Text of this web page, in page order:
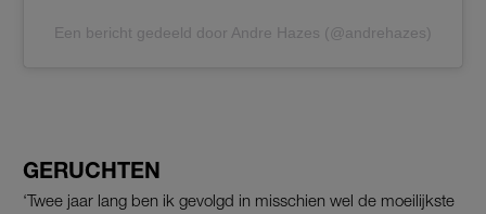
Een bericht gedeeld door Andre Hazes (@andrehazes)
GERUCHTEN
‘Twee jaar lang ben ik gevolgd in misschien wel de moeilijkste